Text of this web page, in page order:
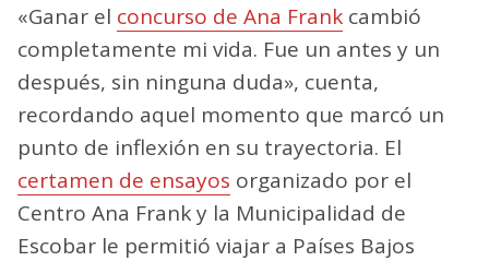
«Ganar el concurso de Ana Frank cambió
completamente mi vida. Fue un antes y un
después, sin ninguna duda», cuenta,
recordando aquel momento que marcó un
punto de inflexión en su trayectoria. El
certamen de ensayos organizado por el
Centro Ana Frank y la Municipalidad de
Escobar le permitió viajar a Países Bajos